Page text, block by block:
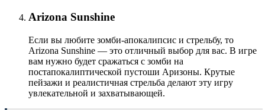
Arizona Sunshine
Если вы любите зомби-апокалипсис и стрельбу, то
Arizona Sunshine — это отличный выбор для вас. В игре
вам нужно будет сражаться с зомби на
постапокалиптической пустоши Аризоны. Крутые
пейзажи и реалистичная стрельба делают эту игру
увлекательной и захватывающей.